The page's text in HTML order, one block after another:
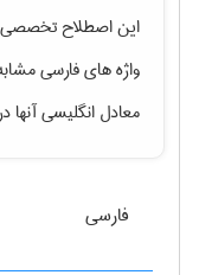
این اصطلاح تخصصی
واژه های فارسی
معادل انگلیسی
فارسی